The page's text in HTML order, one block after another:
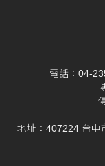
電話：04-
地址：407224 台中